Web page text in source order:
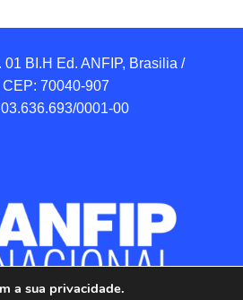
BI.H Ed. ANFIP, Brasilia /
CEP: 70040-907
0001-00
a sua privacidade.